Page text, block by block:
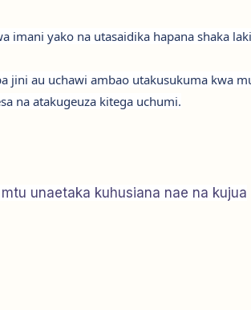
imani yako na utasaidika hapana shaka
jini au uchawi ambao utakusukuma kwa
na atakugeuza kitega uchumi.
unaetaka kuhusiana nae na kujua